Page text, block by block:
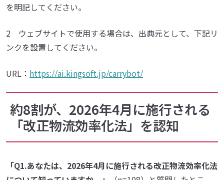
を明記してください。
2 ウェブサイトで使用する場合は、出典元として、下記リ
ンクを設置してください。
URL： https://ai.kingsoft.jp/carrybot/
約8割が、2026年4月に施行される
「改正物流効率化法」を認知
「Q1.あなたは、2026年4月に施行される改正物流効率化法